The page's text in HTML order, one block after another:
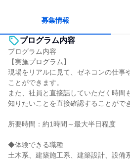
募集情報
プログラム内容
プログラム内容
【実施プログラム】
現場をリアルに見て、ゼネコンの仕事
ことができます。
また、社員と直接話していただく時間
知りたいことを直接確認することがで
所要時間：約1時間～最大半日程度
◆体験できる職種
土木系、建築施工系、建築設計、設備